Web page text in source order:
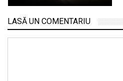
LASĂ UN COMENTARIU